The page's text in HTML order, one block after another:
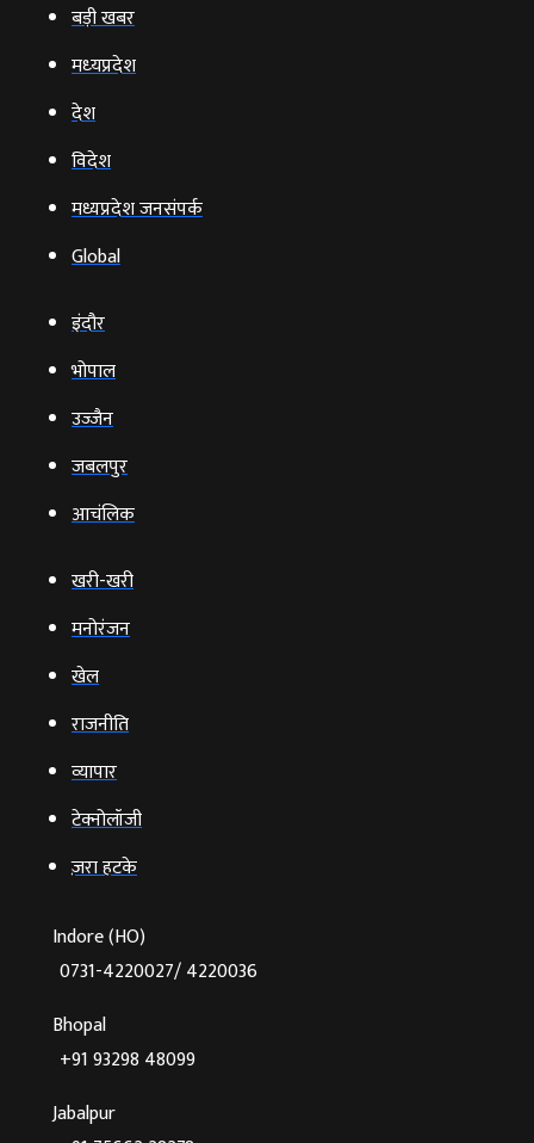
बड़ी खबर
मध्‍यप्रदेश
देश
विदेश
मध्यप्रदेश जनसंपर्क
Global
इंदौर
भोपाल
उज्‍जैन
जबलपुर
आचंलिक
खरी-खरी
मनोरंजन
खेल
राजनीति
व्‍यापार
टेक्‍नोलॉजी
ज़रा हटके
Indore (HO)
0731-4220027/ 4220036
Bhopal
+91 93298 48099
Jabalpur